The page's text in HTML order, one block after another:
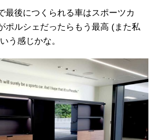
最後につくられる車はスポーツカ
ポルシェだったらもう最高 (また私
う感じかな。